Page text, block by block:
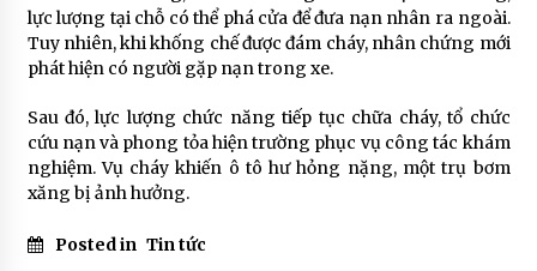
lực lượng tại chỗ có thể phá cửa để đưa nạn nhân ra ngoài.
Tuy nhiên, khi khống chế được đám cháy, nhân chứng mới
phát hiện có người gặp nạn trong xe.
Sau đó, lực lượng chức năng tiếp tục chữa cháy, tổ chức
cứu nạn và phong tỏa hiện trường phục vụ công tác khám
nghiệm. Vụ cháy khiến ô tô hư hỏng nặng, một trụ bơm
xăng bị ảnh hưởng.
Posted in Tin tức